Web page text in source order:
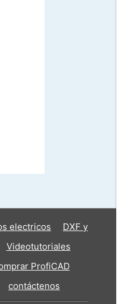
electricos
DXF y
Videotutoriales
ProfiCAD
contáctenos